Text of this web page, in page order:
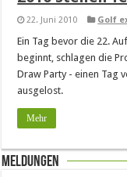
22. Juni 2010 Golf
Ein Tag bevor die 22.
beginnt, schlagen die
Draw Party - einen Tag
ausgelost.
Mehr
Meldungen